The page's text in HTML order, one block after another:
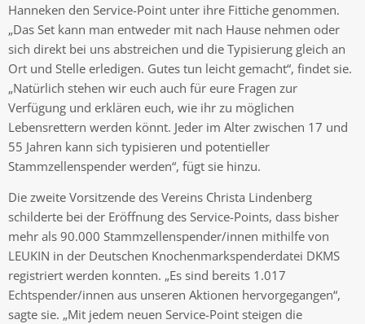
Hanneken den Service-Point unter ihre Fittiche genommen.
„Das Set kann man entweder mit nach Hause nehmen oder
sich direkt bei uns abstreichen und die Typisierung gleich an
Ort und Stelle erledigen. Gutes tun leicht gemacht“, findet sie.
„Natürlich stehen wir euch auch für eure Fragen zur
Verfügung und erklären euch, wie ihr zu möglichen
Lebensrettern werden könnt. Jeder im Alter zwischen 17 und
55 Jahren kann sich typisieren und potentieller
Stammzellenspender werden“, fügt sie hinzu.
Die zweite Vorsitzende des Vereins Christa Lindenberg
schilderte bei der Eröffnung des Service-Points, dass bisher
mehr als 90.000 Stammzellenspender/innen mithilfe von
LEUKIN in der Deutschen Knochenmarkspenderdatei DKMS
registriert werden konnten. „Es sind bereits 1.017
Echtspender/innen aus unseren Aktionen hervorgegangen“,
sagte sie. „Mit jedem neuen Service-Point steigen die